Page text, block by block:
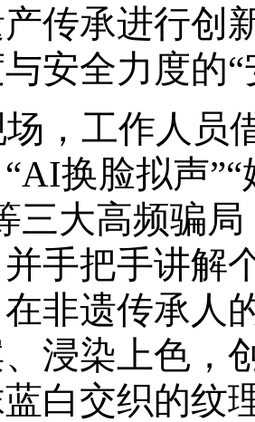
传承进行创
安全力度的“
，工作人员
“AI换脸拟声
三大高频骗
手把手讲解
在非遗传承人
浸染上色，
白交织的纹